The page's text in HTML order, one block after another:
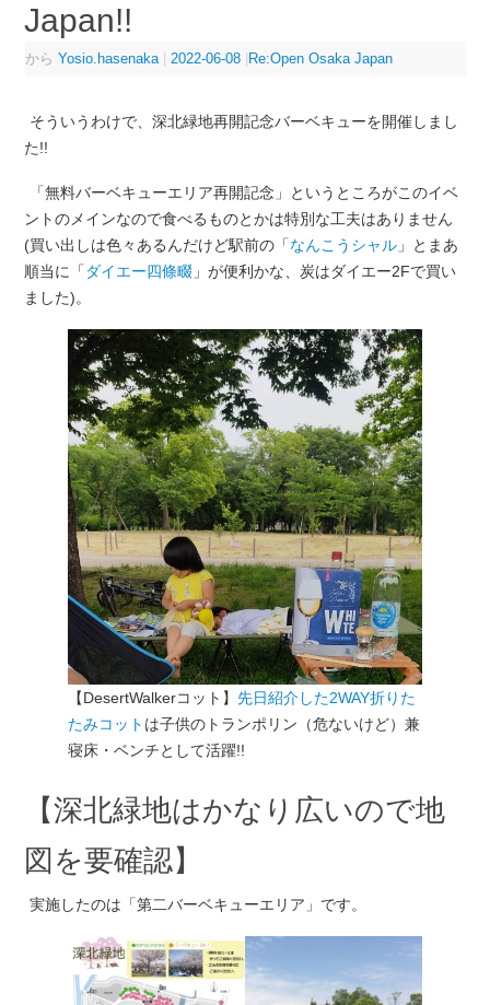
Japan!!
から Yosio.hasenaka 2022-06-08 Re:Open Osaka Japan
そういうわけで、深北緑地再開記念バーベキューを開催しまし
た!!
「無料バーベキューエリア再開記念」というところがこのイベ
ントのメインなので食べるものとかは特別な工夫はありません
(買い出しは色々あるんだけど駅前の「なんこうシャル」とまあ
順当に「 ダイエー四條畷」が便利かな、炭はダイエー2Fで買い
ました)。
【DesertWalkerコット】 先日紹介した2WAY折りた
たみコット は子供のトランポリン（危ないけど）兼
寝床・ベンチとして活躍!!
【深北緑地はかなり広いので地
図を要確認】
実施したのは「第二バーベキューエリア」です。